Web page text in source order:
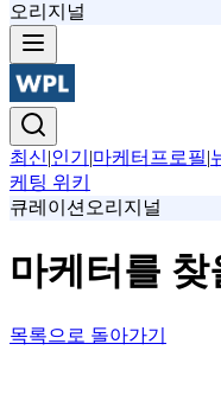
오리지널
최신|인기 |마케터프로필|
케팅 위키
큐레이션 오리지널
마케터를
목록으로 돌아가기